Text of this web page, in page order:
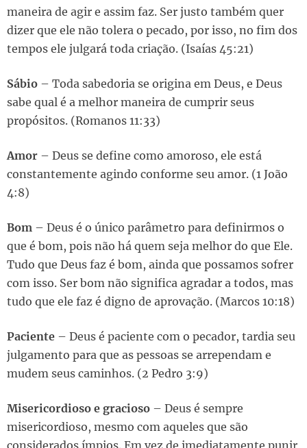
maneira de agir e assim faz. Ser justo também quer
dizer que ele não tolera o pecado, por isso, no fim dos
tempos ele julgará toda criação. (Isaías 45:21)
Sábio – Toda sabedoria se origina em Deus, e Deus
sabe qual é a melhor maneira de cumprir seus
propósitos. (Romanos 11:33)
Amor – Deus se define como amoroso, ele está
constantemente agindo conforme seu amor. (1 João
4:8)
Bom – Deus é o único parâmetro para definirmos o
que é bom, pois não há quem seja melhor do que Ele.
Tudo que Deus faz é bom, ainda que possamos sofrer
com isso. Ser bom não significa agradar a todos, mas
tudo que ele faz é digno de aprovação. (Marcos 10:18)
Paciente – Deus é paciente com o pecador, tardia seu
julgamento para que as pessoas se arrependam e
mudem seus caminhos. (2 Pedro 3:9)
Misericordioso e gracioso – Deus é sempre
misericordioso, mesmo com aqueles que são
considerados ímpios. Em vez de imediatamente punir